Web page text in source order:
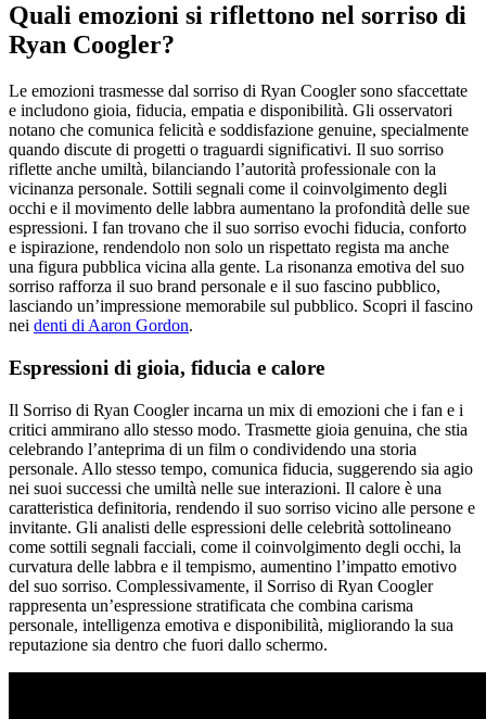
Quali emozioni si riflettono nel sorriso di
Ryan Coogler?
Le emozioni trasmesse dal sorriso di Ryan Coogler sono sfaccettate
e includono gioia, fiducia, empatia e disponibilità. Gli osservatori
notano che comunica felicità e soddisfazione genuine, specialmente
quando discute di progetti o traguardi significativi. Il suo sorriso
riflette anche umiltà, bilanciando l’autorità professionale con la
vicinanza personale. Sottili segnali come il coinvolgimento degli
occhi e il movimento delle labbra aumentano la profondità delle sue
espressioni. I fan trovano che il suo sorriso evochi fiducia, conforto
e ispirazione, rendendolo non solo un rispettato regista ma anche
una figura pubblica vicina alla gente. La risonanza emotiva del suo
sorriso rafforza il suo brand personale e il suo fascino pubblico,
lasciando un’impressione memorabile sul pubblico. Scopri il fascino
nei denti di Aaron Gordon.
Espressioni di gioia, fiducia e calore
Il Sorriso di Ryan Coogler incarna un mix di emozioni che i fan e i
critici ammirano allo stesso modo. Trasmette gioia genuina, che stia
celebrando l’anteprima di un film o condividendo una storia
personale. Allo stesso tempo, comunica fiducia, suggerendo sia agio
nei suoi successi che umiltà nelle sue interazioni. Il calore è una
caratteristica definitoria, rendendo il suo sorriso vicino alle persone e
invitante. Gli analisti delle espressioni delle celebrità sottolineano
come sottili segnali facciali, come il coinvolgimento degli occhi, la
curvatura delle labbra e il tempismo, aumentino l’impatto emotivo
del suo sorriso. Complessivamente, il Sorriso di Ryan Coogler
rappresenta un’espressione stratificata che combina carisma
personale, intelligenza emotiva e disponibilità, migliorando la sua
reputazione sia dentro che fuori dallo schermo.